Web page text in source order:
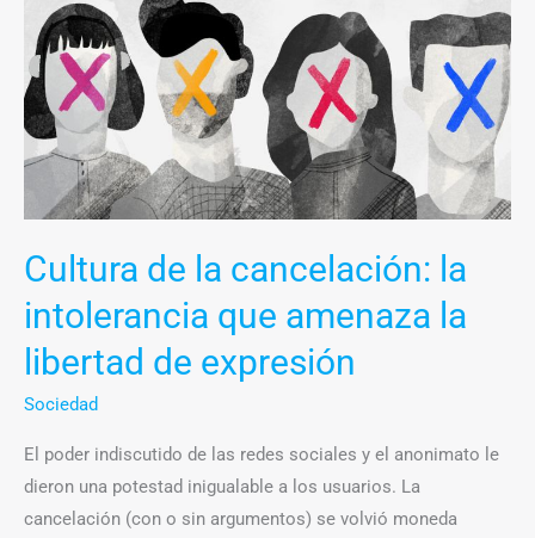
Cultura de la cancelación: la
intolerancia que amenaza la
libertad de expresión
Sociedad
El poder indiscutido de las redes sociales y el anonimato le
dieron una potestad inigualable a los usuarios. La
cancelación (con o sin argumentos) se volvió moneda
de
la
cancelación:
la
intolerancia
amenaza
libertad
de
expresión